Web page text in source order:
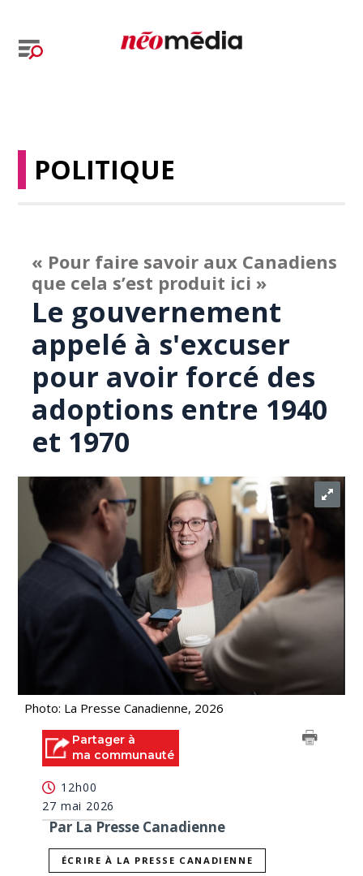
POLITIQUE
« Pour faire savoir aux Canadiens
que cela s’est produit ici »
Le gouvernement
appelé à s'excuser
pour avoir forcé des
adoptions entre 1940
et 1970
Photo: La Presse Canadienne, 2026
Partager à
ma communauté
12h00
27 mai 2026
Par La Presse Canadienne
ÉCRIRE À LA PRESSE CANADIENNE